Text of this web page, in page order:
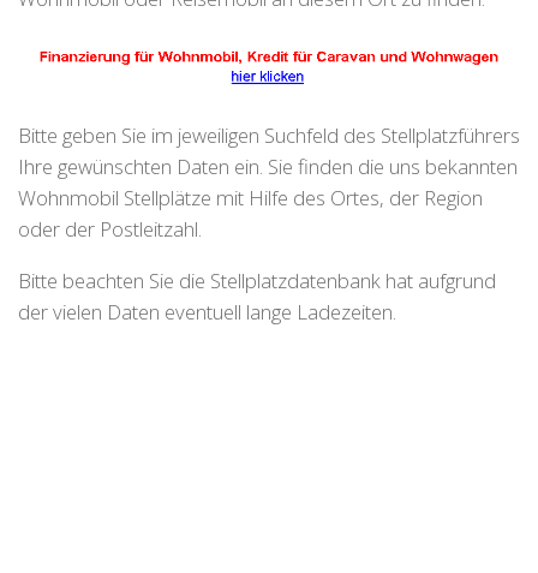
Bitte geben Sie im jeweiligen Suchfeld des Stellplatzführers
Ihre gewünschten Daten ein. Sie finden die uns bekannten
Wohnmobil Stellplätze mit Hilfe des Ortes, der Region
oder der Postleitzahl.
Bitte beachten Sie die Stellplatzdatenbank hat aufgrund
der vielen Daten eventuell lange Ladezeiten.